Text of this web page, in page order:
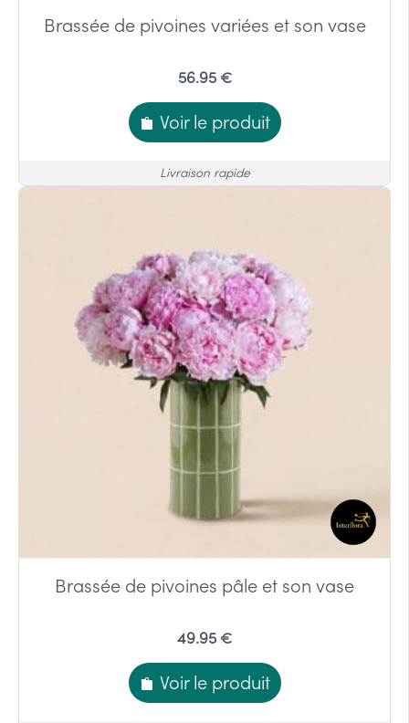
Brassée de pivoines variées et son vase
56.95 €
Voir le produit
Livraison rapide
Brassée de pivoines pâle et son vase
49.95 €
Voir le produit